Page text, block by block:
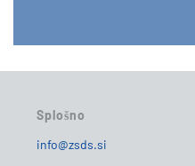
Splošno
info@zsds.si